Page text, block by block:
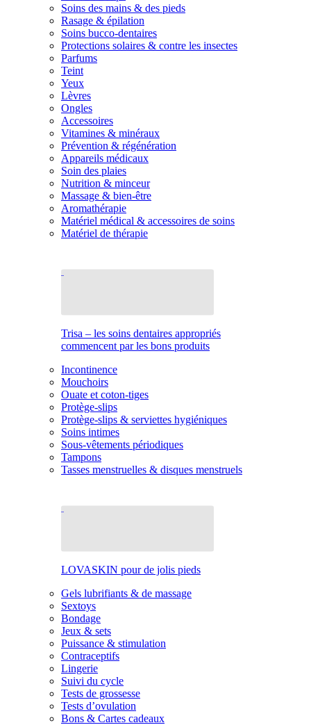
Soins des mains & des pieds
Rasage & épilation
Soins bucco-dentaires
Protections solaires & contre les insectes
Parfums
Teint
Yeux
Lèvres
Ongles
Accessoires
Vitamines & minéraux
Prévention & régénération
Appareils médicaux
Soin des plaies
Nutrition & minceur
Massage & bien-être
Aromathérapie
Matériel médical & accessoires de soins
Matériel de thérapie
Trisa – les soins dentaires appropriés
commencent par les bons produits
Incontinence
Mouchoirs
Ouate et coton-tiges
Protège-slips
Protège-slips & serviettes hygiéniques
Soins intimes
Sous-vêtements périodiques
Tampons
Tasses menstruelles & disques menstruels
LOVASKIN pour de jolis pieds
Gels lubrifiants & de massage
Sextoys
Bondage
Jeux & sets
Puissance & stimulation
Contraceptifs
Lingerie
Suivi du cycle
Tests de grossesse
Tests d’ovulation
Bons & Cartes cadeaux